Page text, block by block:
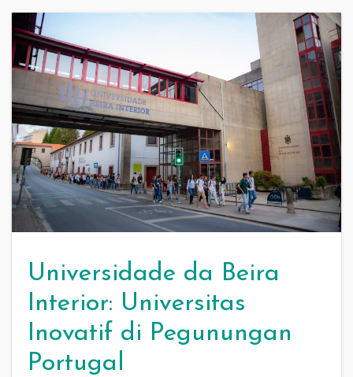
Universidade da Beira
Interior: Universitas
Inovatif di Pegunungan
Portugal